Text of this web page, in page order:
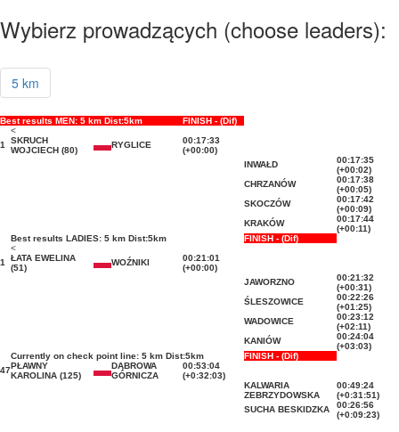
Wybierz prowadzących (choose leaders):
5 km
Best results MEN: 5 km Dist:5km
FINISH - (Dif)
<
1
SKRUCH
WOJCIECH (80)
RYGLICE
00:17:33
(+00:00)
INWAŁD
00:17:35
(+00:02)
CHRZANÓW
00:17:38
(+00:05)
SKOCZÓW
00:17:42
(+00:09)
KRAKÓW
00:17:44
(+00:11)
Best results LADIES: 5 km Dist:5km
FINISH - (Dif)
<
1
ŁATA EWELINA
(51)
WOŹNIKI
00:21:01
(+00:00)
JAWORZNO
00:21:32
(+00:31)
ŚLESZOWICE
00:22:26
(+01:25)
WADOWICE
00:23:12
(+02:11)
KANIÓW
00:24:04
(+03:03)
Currently on check point line: 5 km Dist:5km
FINISH - (Dif)
47PŁAWNY
KAROLINA (125)
DĄBROWA
GÓRNICZA
00:53:04
(+0:32:03)
KALWARIA
ZEBRZYDOWSKA
00:49:24
(+0:31:51)
SUCHA BESKIDZKA
00:26:56
(+0:09:23)